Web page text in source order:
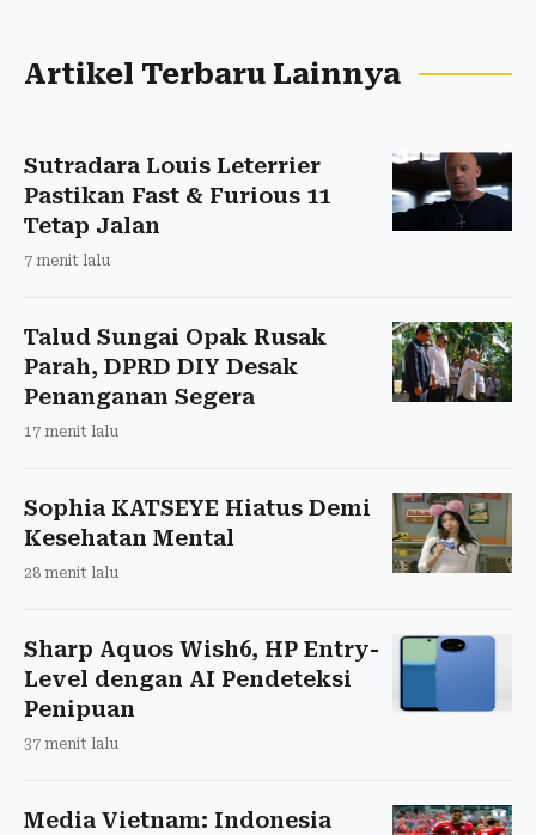
Artikel Terbaru Lainnya
Sutradara Louis Leterrier
Pastikan Fast & Furious 11
Tetap Jalan
7 menit lalu
Talud Sungai Opak Rusak
Parah, DPRD DIY Desak
Penanganan Segera
17 menit lalu
Sophia KATSEYE Hiatus Demi
Kesehatan Mental
28 menit lalu
Sharp Aquos Wish6, HP Entry-
Level dengan AI Pendeteksi
Penipuan
37 menit lalu
Media Vietnam: Indonesia